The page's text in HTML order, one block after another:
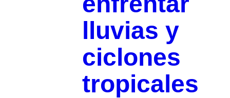
lluvias y
ciclones
tropicales